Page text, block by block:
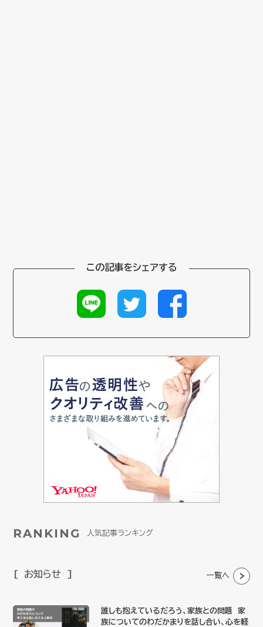
この記事をシェアする
RANKING 人気記事ランキング
お知らせ 一覧へ
誰しも抱えているだろう、家族との問題 家
族についてのわだかまりを話し合い、心を軽